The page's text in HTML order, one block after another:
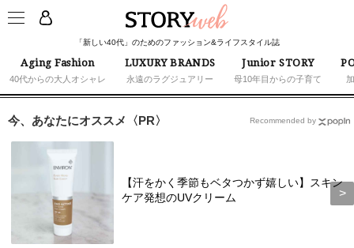
「新しい40代」のためのファッション&ライフスタイル誌
Aging Fashion
40代からの大人オシャレ
LUXURY BRANDS
永遠のラグジュアリー
Junior STORY
母10年目からの子育て
今、あなたにオススメ〈PR〉
【汗をかく季節もベタつかず嬉しい】スキン
ケア発想のUVクリーム
Recommended by